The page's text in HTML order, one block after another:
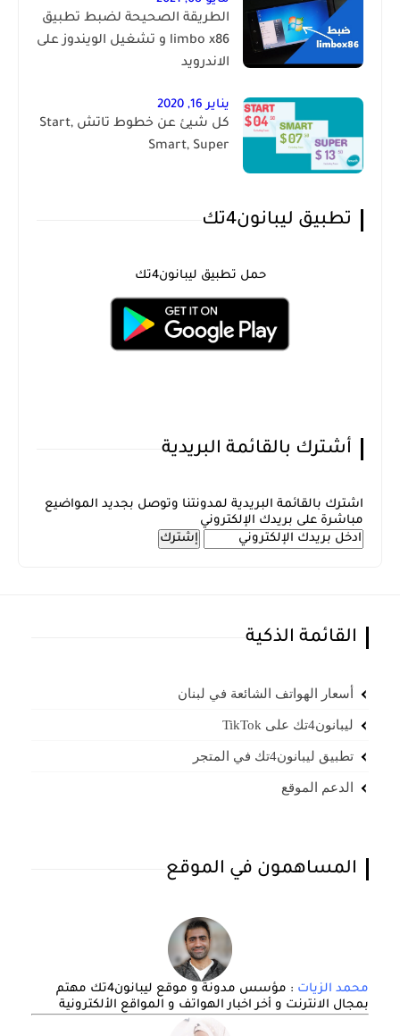
الطريقة الصحيحة لضبط تطبيق
limbo x86 و تشغيل الويندوز على
الاندرويد
يناير 16, 2020
كل شيئ عن خطوط تاتش Start,
Smart, Super
تطبيق ليبانون4تك
حمل تطبيق ليبانون4تك
أشترك بالقائمة البريدية
اشترك بالقائمة البريدية لمدونتنا وتوصل بجديد المواضيع
مباشرة على بريدك الإلكتروني
القائمة الذكية
أسعار الهواتف الشائعة في لبنان
ليبانون4تك على TikTok
تطبيق ليبانون4تك في المتجر
الدعم الموقع
المساهمون في الموقع
محمد الزيات
: مؤسس مدونة و موقع ليبانون4تك مهتم
بمجال الانترنت و أخر اخبار الهواتف و المواقع الألكترونية